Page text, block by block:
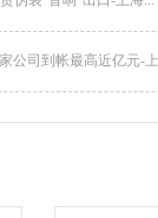
公司到帐最高近亿元-